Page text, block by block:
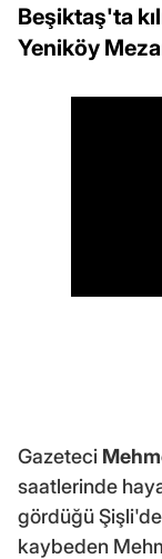
Beşiktaş'ta
Yeniköy
Gazeteci
saatlerinde
gördüğü
kaybeden